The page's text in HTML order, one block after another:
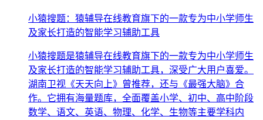
小猿搜题：猿辅导在线教育旗下的一款专为中小学师生
及家长打造的智能学习辅助工具
小猿搜题是猿辅导在线教育旗下的一款专为中小学师生
及家长打造的智能学习辅助工具，深受广大用户喜爱。
湖南卫视《天天向上》曾推荐，还与《最强大脑》合
作。它拥有海量题库，全面覆盖小学、初中、高中阶段
数学、语文、英语、物理、化学、生物等主要学科内